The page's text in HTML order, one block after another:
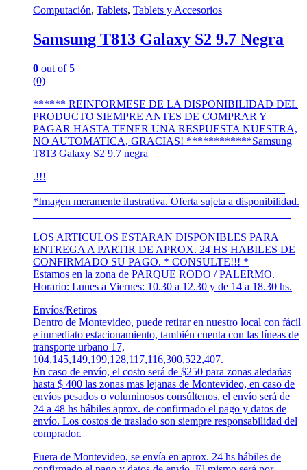
Computación, Tablets, Tablets y Accesorios
Samsung T813 Galaxy S2 9.7 Negra
0 out of 5
(0)
****** REINFORMESE DE LA DISPONIBILIDAD DEL
PRODUCTO SIEMPRE ANTES DE COMPRAR Y
PAGAR HASTA TENER UNA RESPUESTA NUESTRA,
NO AUTOMATICA, GRACIAS! ************Samsung
T813 Galaxy S2 9.7 negra
.!!!
*Imagen meramente ilustrativa. Oferta sujeta a disponibilidad.
LOS ARTICULOS ESTARAN DISPONIBLES PARA
ENTREGA A PARTIR DE APROX. 24 HS HABILES DE
CONFIRMADO SU PAGO. * CONSULTE!!! *
Estamos en la zona de PARQUE RODO / PALERMO.
Horario: Lunes a Viernes: 10.30 a 12.30 y de 14 a 18.30 hs.
Envíos/Retiros
Dentro de Montevideo, puede retirar en nuestro local con fácil
e inmediato estacionamiento, también cuenta con las líneas de
transporte urbano 17,
104,145,149,199,128,117,116,300,522,407.
En caso de envío, el costo será de $250 para zonas aledañas
hasta $ 400 las zonas mas lejanas de Montevideo, en caso de
envíos pesados o voluminosos consúltenos, el envío será de
24 a 48 hs hábiles aprox. de confirmado el pago y datos de
envío. Los costos de traslado son siempre responsabilidad del
comprador.
Fuera de Montevideo, se envía en aprox. 24 hs hábiles de